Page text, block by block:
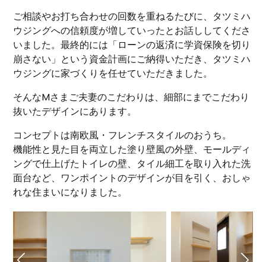
ご相談やお打ち合わせの回数を重ねるたびに、タツミハ
ウジングへの信頼度が増していったとお話ししてくださ
いました。最終的には「ローンの返済に学資保険を切り
崩さない」という資金計画にご納得いただき、タツミハ
ウジングに家づくりを任せていただきました。
そんなMさまご夫妻のこだわりは、細部にまでこだわり
抜いたデザインにあります。
コンセプトは南欧風・フレンチスタイルのおうち。
機能性と見た目を両立した塗り壁風の外壁、モールディ
ングで仕上げたトイレの壁、タイル細工を取り入れた洗
面台など、ワンポイントのデザインが目を引く、おしゃ
れな住まいになりました。